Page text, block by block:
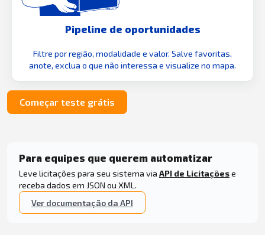
Pipeline de oportunidades
Filtre por região, modalidade e valor. Salve favoritas,
anote, exclua o que não interessa e visualize no mapa.
Começar teste grátis
Para equipes que querem automatizar
Leve licitações para seu sistema via API de Licitaçõese
receba dados em JSON ou XML.
Ver documentação da API